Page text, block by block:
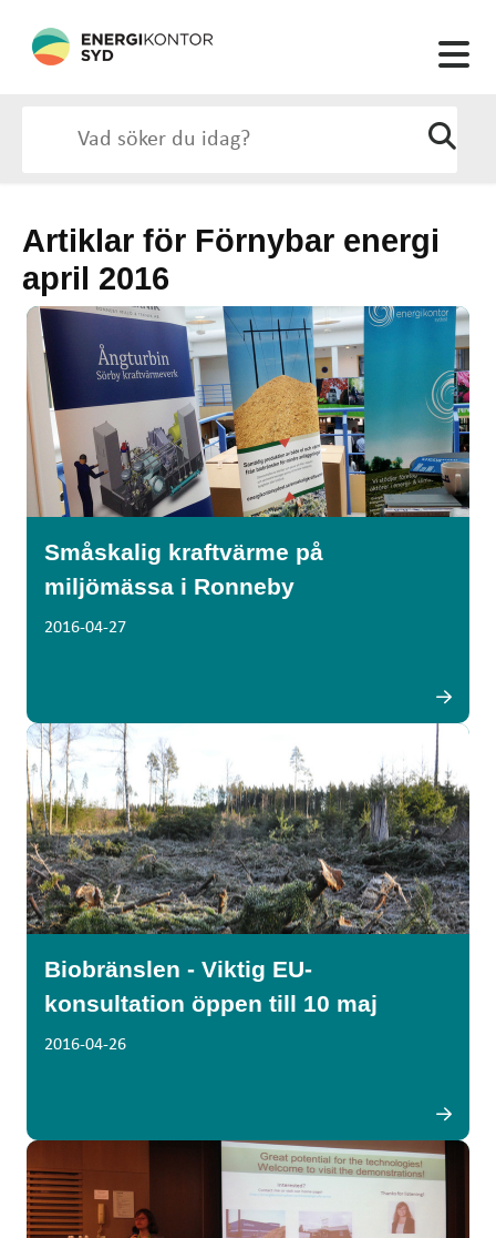
Artiklar för Förnybar energi
april 2016
Småskalig kraftvärme på
miljömässa i Ronneby
2016-04-27
Biobränslen - Viktig EU-
konsultation öppen till 10 maj
2016-04-26